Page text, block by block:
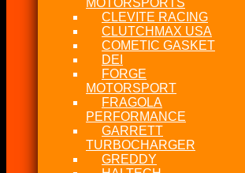
MOTORSPORTS
CLEVITE RACING
CLUTCHMAX USA
COMETIC GASKET
DEI
FORGE
MOTORSPORT
FRAGOLA
PERFORMANCE
GARRETT
TURBOCHARGER
GREDDY